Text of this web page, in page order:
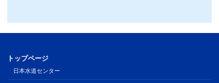
トップページ
日本水道センター